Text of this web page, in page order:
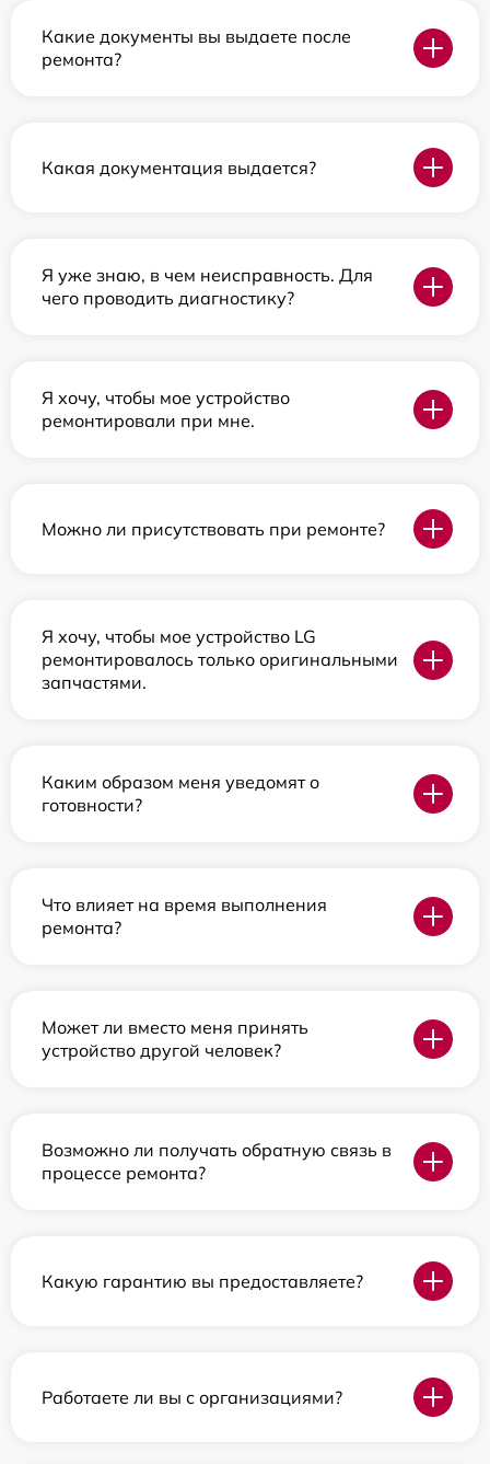
Какие документы вы выдаете после
ремонта?
Какая документация выдается?
Я уже знаю, в чем неисправность. Для
чего проводить диагностику?
Я хочу, чтобы мое устройство
ремонтировали при мне.
Можно ли присутствовать при ремонте?
Я хочу, чтобы мое устройство LG
ремонтировалось только оригинальными
запчастями.
Каким образом меня уведомят о
готовности?
Что влияет на время выполнения
ремонта?
Может ли вместо меня принять
устройство другой человек?
Возможно ли получать обратную связь в
процессе ремонта?
Какую гарантию вы предоставляете?
Работаете ли вы с организациями?